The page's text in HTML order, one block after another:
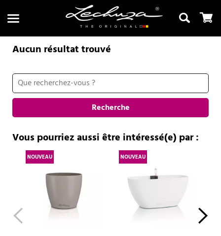
Recherche
Aucun résultat trouvé
Recherche
Vous pourriez aussi être intéressé(e) par :
NOUVEAU NOUVEAU